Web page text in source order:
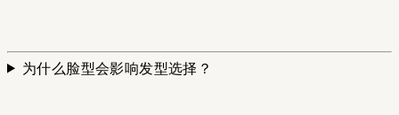
为什么脸型会影响发型选择？